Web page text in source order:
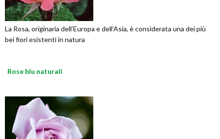
La Rosa, originaria dell’Europa e dell’Asia, è considerata una dei più
bei fiori esistenti in natura
Rose blu naturali